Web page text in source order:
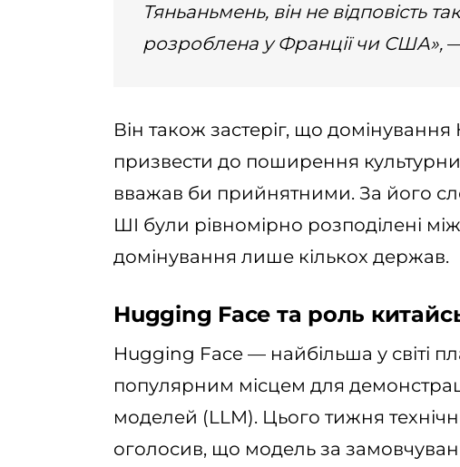
Тяньаньмень, він не відповість
розроблена у Франції чи США»,
Він також застеріг, що
призвести до поширення
вважав би прийнятними. За його
ШІ були рівномірно розподілені
домінування лише кількох держав.
Hugging Face та роль
Hugging Face — найбільша у світі
популярним місцем для
моделей (LLM). Цього тижня
оголосив, що модель за